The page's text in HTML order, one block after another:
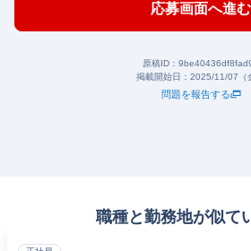
応募画面へ進む
原稿ID：
掲載開始日： 2025/11/07（
問題を報告する
職種と勤務地が似て